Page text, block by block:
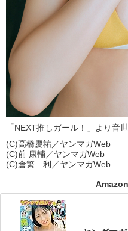
「NEXT推しガール！」より音
(C)高橋慶祐／ヤンマガWeb
(C)前 康輔／ヤンマガWeb
(C)倉繁 利／ヤンマガWeb